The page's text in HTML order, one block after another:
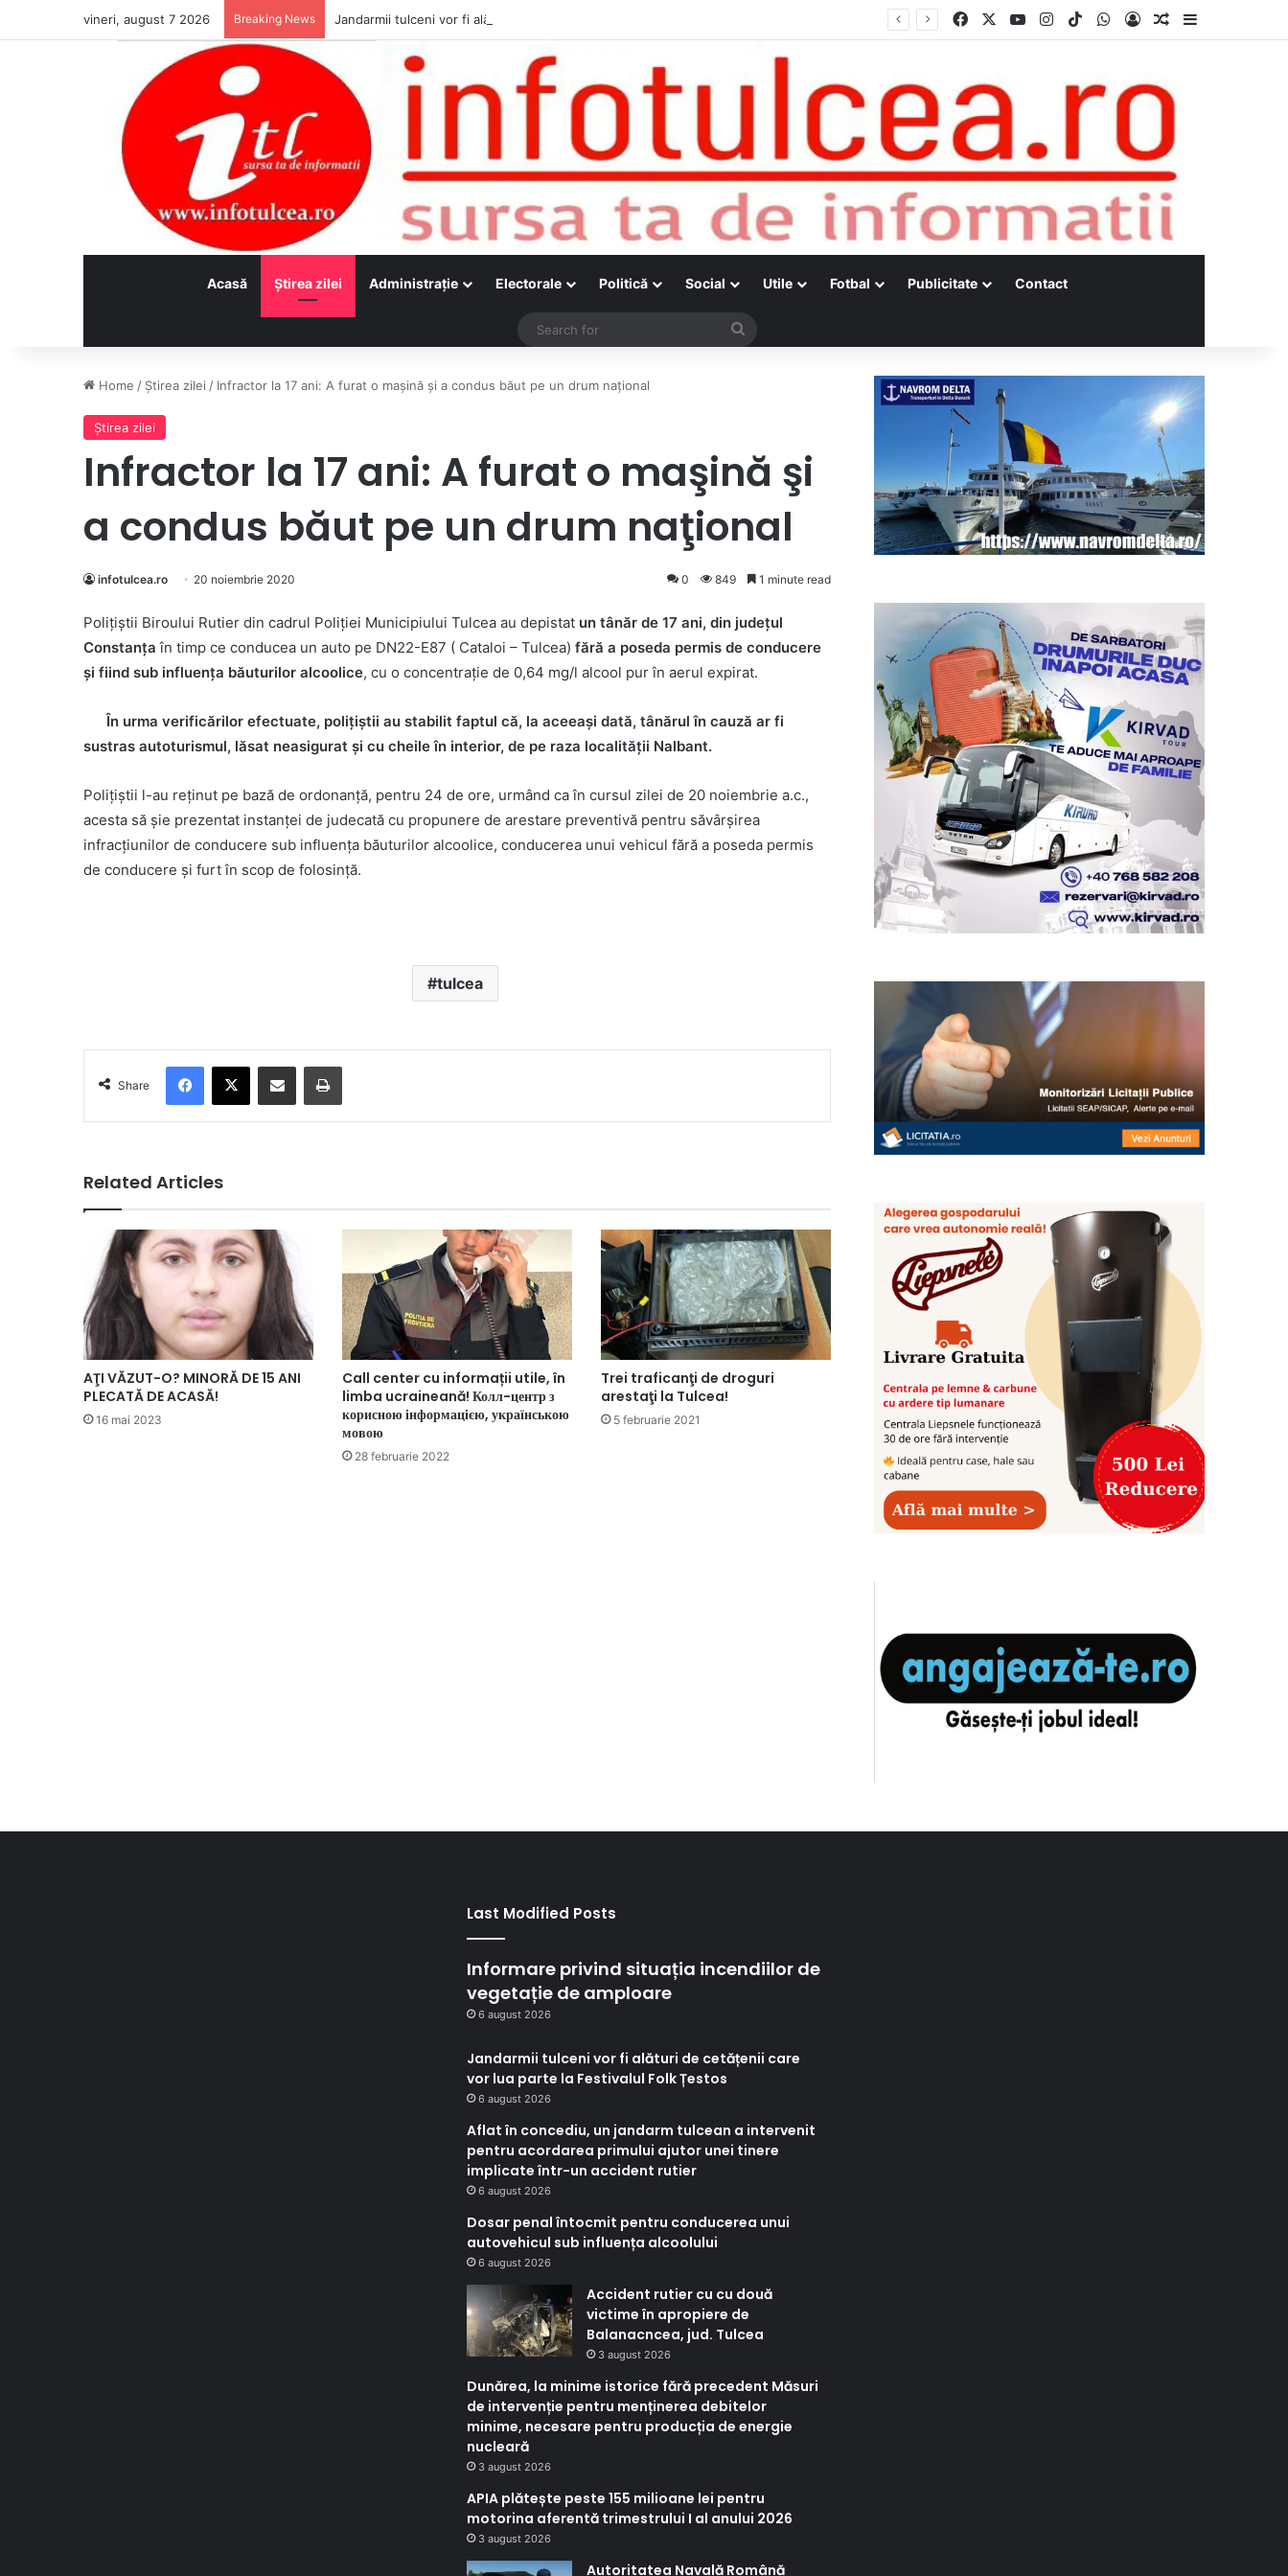
vineri, august 7 2026 Breaking News Jandarmii tulceni vor fi alături de cetățenii care vor lua parte la Festivalul Folk Țestos Facebook YouTubeInstagram
TikTokWhatsApp
Log InRandom Article
Acasă Ştirea zilei Administraţie Electorale Politică Social Utile Fotbal Publicitate Contact
Search
Home / Ştirea zilei / Infractor la 17 ani: A furat o maşină şi a condus băut pe un drum naţional
Ştirea zilei
Infractor la 17 ani: A furat o maşină şi
a condus băut pe un drum naţional
infotulcea.ro 20 noiembrie 2020 0 849 1 minute read
Polițiștii Biroului Rutier din cadrul Poliției Municipiului Tulcea au depistat un tânăr de 17 ani, din județul
Constanța în timp ce conducea un auto pe DN22-E87 ( Cataloi – Tulcea) fără a poseda permis de conducere
și fiind sub influența băuturilor alcoolice, cu o concentrație de 0,64 mg/l alcool pur în aerul expirat.
În urma verificărilor efectuate, polițiștii au stabilit faptul că, la aceeași dată, tânărul în cauză ar fi
sustras autoturismul, lăsat neasigurat și cu cheile în interior, de pe raza localității Nalbant.
Polițiștii l-au reținut pe bază de ordonanță, pentru 24 de ore, urmând ca în cursul zilei de 20 noiembrie a.c.,
acesta să șie prezentat instanței de judecată cu propunere de arestare preventivă pentru săvârșirea
infracțiunilor de conducere sub influența băuturilor alcoolice, conducerea unui vehicul fără a poseda permis
de conducere și furt în scop de folosință.
tulcea
Share
Related Articles
AŢI VĂZUT-O? MINORĂ DE 15 ANI
PLECATĂ DE ACASĂ!
16 mai 2023
Call center cu informații utile, în
limba ucraineană! Колл-центр з
корисною інформацією, українською
мовою
28 februarie 2022
Trei traficanţi de droguri
arestaţi la Tulcea!
5 februarie 2021
Last Modified Posts
Informare privind situația incendiilor de
vegetație de amploare
6 august 2026
Jandarmii tulceni vor fi alături de cetățenii care
vor lua parte la Festivalul Folk Țestos
6 august 2026
Aflat în concediu, un jandarm tulcean a intervenit
pentru acordarea primului ajutor unei tinere
implicate într-un accident rutier
6 august 2026
Dosar penal întocmit pentru conducerea unui
autovehicul sub influența alcoolului
6 august 2026
Accident rutier cu cu două
victime în apropiere de
Balanacncea, jud. Tulcea
3 august 2026
Dunărea, la minime istorice fără precedent Măsuri
de intervenție pentru menținerea debitelor
minime, necesare pentru producția de energie
nucleară
3 august 2026
APIA plătește peste 155 milioane lei pentru
motorina aferentă trimestrului I al anului 2026
3 august 2026
Autoritatea Navală Română